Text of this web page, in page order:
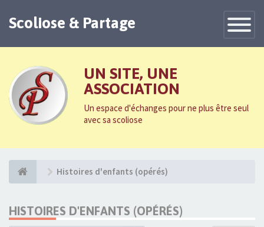
Toggle
Scoliose & Partage
UN SITE, UNE
ASSOCIATION
Un espace d'échanges pour ne plus être seul
avec sa scoliose
Histoires d'enfants (opérés)
HISTOIRES D'ENFANTS (OPÉRÉS)